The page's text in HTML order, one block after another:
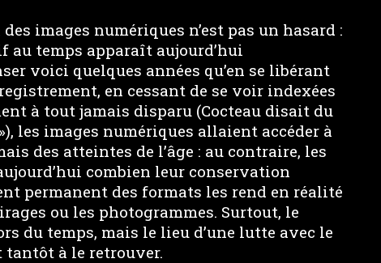
images numériques n’est pas un hasard :
au temps apparaît aujourd’hui
voici quelques années qu’en se libérant
en cessant de se voir indexées
à tout jamais disparu (Cocteau disait du
les images numériques allaient accéder à
des atteintes de l’âge : au contraire, les
combien leur conservation
permanent des formats les rend en réalité
ou les photogrammes. Surtout, le
du temps, mais le lieu d’une lutte avec le
tantôt à le retrouver.